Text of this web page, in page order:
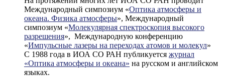
Международный симпозиум «Оптика атмосферы и
океана. Физика атмосферы», Международный
симпозиум «Молекулярная спектроскопия высокого
разрешения», Международную конференцию
«Импульсные лазеры на переходах атомов и молекул»
С 1988 года в ИОА СО РАН публикуется журнал
«Оптика атмосферы и океана» на русском и английском
языках.